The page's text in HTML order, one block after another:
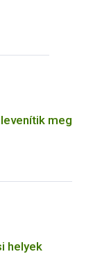
meg
helyek